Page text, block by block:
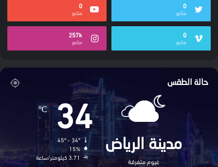
0
متابع
0
متابع
0
متابع
257k
متابع
حالة الطقس
مدينة الرياض
غيوم متفرقة
34
℃
45º - 34º
15%
3.71 كيلومتر/ساعة